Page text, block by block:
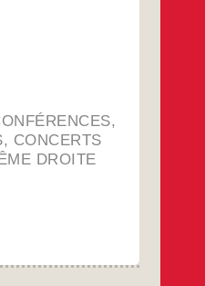
CONCERTS
DROITE